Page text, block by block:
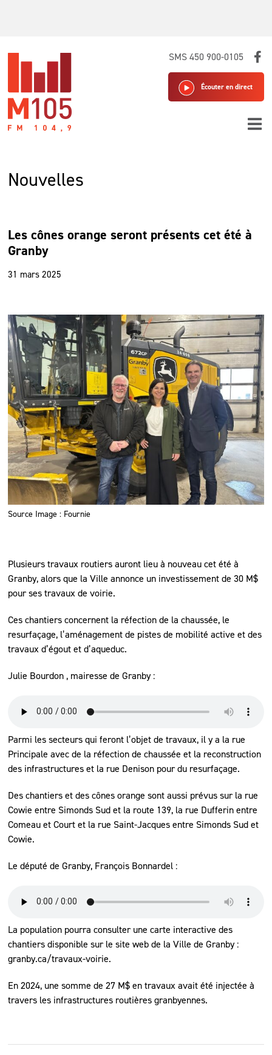
SMS 450 900-0105
Écouter en direct
Nouvelles
Les cônes orange seront présents cet été à
Granby
31 mars 2025
Source Image : Fournie
Plusieurs travaux routiers auront lieu à nouveau cet été à
Granby, alors que la Ville annonce un investissement de 30 M$
pour ses travaux de voirie.
Ces chantiers concernent la réfection de la chaussée, le
resurfaçage, l’aménagement de pistes de mobilité active et des
travaux d’égout et d’aqueduc.
Julie Bourdon , mairesse de Granby :
Parmi les secteurs qui feront l’objet de travaux, il y a la rue
Principale avec de la réfection de chaussée et la reconstruction
des infrastructures et la rue Denison pour du resurfaçage.
Des chantiers et des cônes orange sont aussi prévus sur la rue
Cowie entre Simonds Sud et la route 139, la rue Dufferin entre
Comeau et Court et la rue Saint-Jacques entre Simonds Sud et
Cowie.
Le député de Granby, François Bonnardel :
La population pourra consulter une carte interactive des
chantiers disponible sur le site web de la Ville de Granby :
granby.ca/travaux-voirie.
En 2024, une somme de 27 M$ en travaux avait été injectée à
travers les infrastructures routières granbyennes.